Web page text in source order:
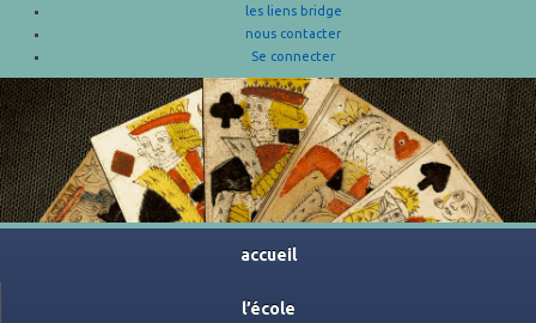
les liens bridge
nous contacter
Se connecter
accueil
l’école